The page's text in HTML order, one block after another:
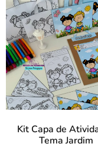
Kit Capa de
Tema Jardim